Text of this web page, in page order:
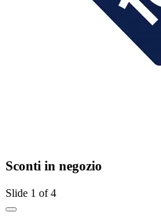
Sconti in negozio
Slide 1 of 4